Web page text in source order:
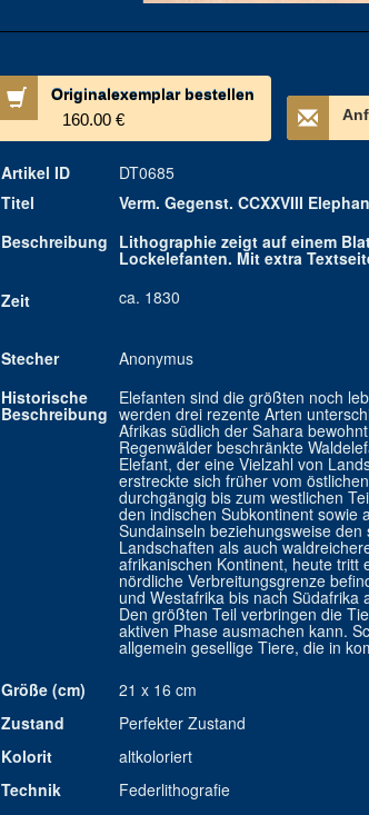
Originalexemplar bestellen
160.00 €
Artikel ID
DT0685
Titel
Verm. Gegenst. CCXXVIII
Beschreibung Lithographie zeigt auf einem
Lockelefanten. Mit extra
Zeit
ca. 1830
Stecher
Anonymus
Historische
Beschreibung
Elefanten sind die größten noch
werden drei rezente Arten
Afrikas südlich der Sahara
Regenwälder beschränkte
Elefant, der eine Vielzahl von
erstreckte sich früher vom
durchgängig bis zum westlichen
den indischen Subkontinent sowie
Sundainseln beziehungsweise
Landschaften als auch
afrikanischen Kontinent, heute tritt
nördliche Verbreitungsgrenze
und Westafrika bis nach
Den größten Teil verbringen die
aktiven Phase ausmachen kann.
allgemein gesellige Tiere, die in
Größe (cm)
21 x 16 cm
Zustand
Perfekter Zustand
Kolorit
altkoloriert
Technik
Federlithografie